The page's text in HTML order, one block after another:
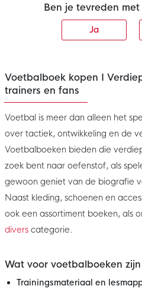
Ben je tevreden
Ja
Voetbalboek kopen I
trainers en fans
Voetbal is meer dan alleen het
over tactiek, ontwikkeling en de
Voetbalboeken bieden die
zoek bent naar oefenstof, als
gewoon geniet van de biografie
Naast kleding, schoenen en
ook een assortiment boeken, als
divers categorie.
Wat voor voetbalboeken zijn
Trainingsmateriaal en